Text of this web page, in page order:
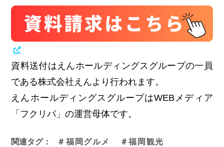
資料送付はえんホールディングスグループの一員
である株式会社えんより行われます。
えんホールディングスグループはWEBメディア
「フクリパ」の運営母体です。
関連タグ： ＃福岡グルメ ＃福岡観光